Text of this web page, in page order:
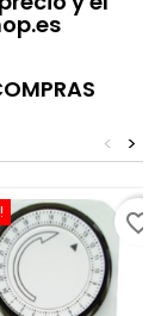
>
<
favorite_border